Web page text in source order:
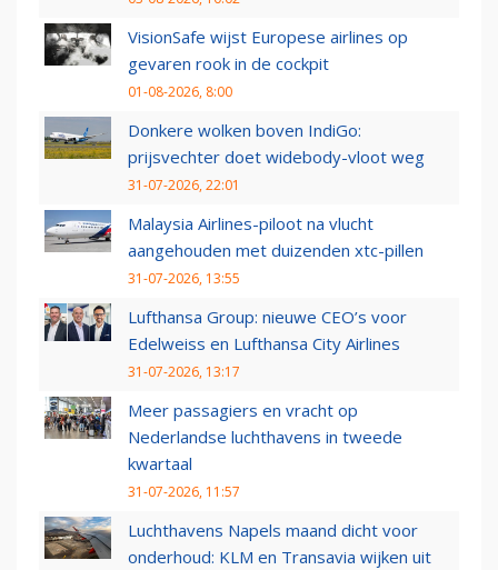
VisionSafe wijst Europese airlines op
gevaren rook in de cockpit
01-08-2026, 8:00
Donkere wolken boven IndiGo:
prijsvechter doet widebody-vloot weg
31-07-2026, 22:01
Malaysia Airlines-piloot na vlucht
aangehouden met duizenden xtc-pillen
31-07-2026, 13:55
Lufthansa Group: nieuwe CEO’s voor
Edelweiss en Lufthansa City Airlines
31-07-2026, 13:17
Meer passagiers en vracht op
Nederlandse luchthavens in tweede
kwartaal
31-07-2026, 11:57
Luchthavens Napels maand dicht voor
onderhoud: KLM en Transavia wijken uit